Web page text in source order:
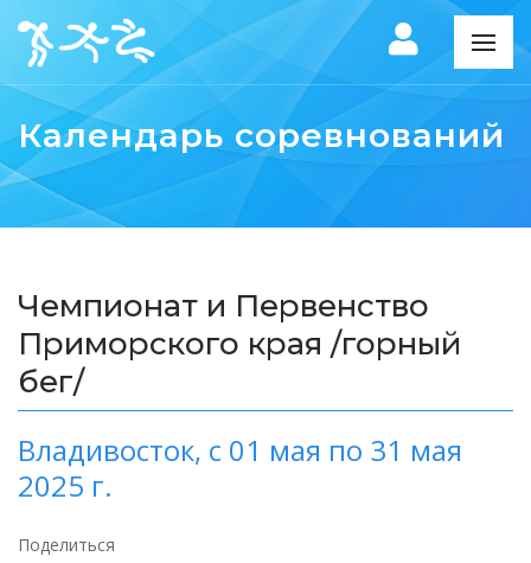
Календарь соревнований
Чемпионат и Первенство
Приморского края /горный
бег/
Владивосток, с 01 мая по 31 мая
2025 г.
Поделиться